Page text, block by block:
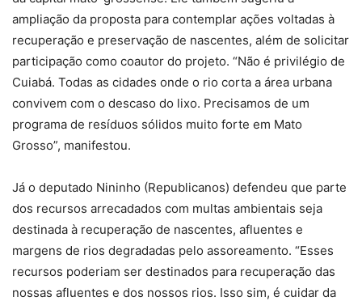
ampliação da proposta para contemplar ações voltadas à
recuperação e preservação de nascentes, além de solicitar
participação como coautor do projeto. “Não é privilégio de
Cuiabá. Todas as cidades onde o rio corta a área urbana
convivem com o descaso do lixo. Precisamos de um
programa de resíduos sólidos muito forte em Mato
Grosso”, manifestou.
Já o deputado Nininho (Republicanos) defendeu que parte
dos recursos arrecadados com multas ambientais seja
destinada à recuperação de nascentes, afluentes e
margens de rios degradadas pelo assoreamento. “Esses
recursos poderiam ser destinados para recuperação das
nossas afluentes e dos nossos rios. Isso sim, é cuidar da